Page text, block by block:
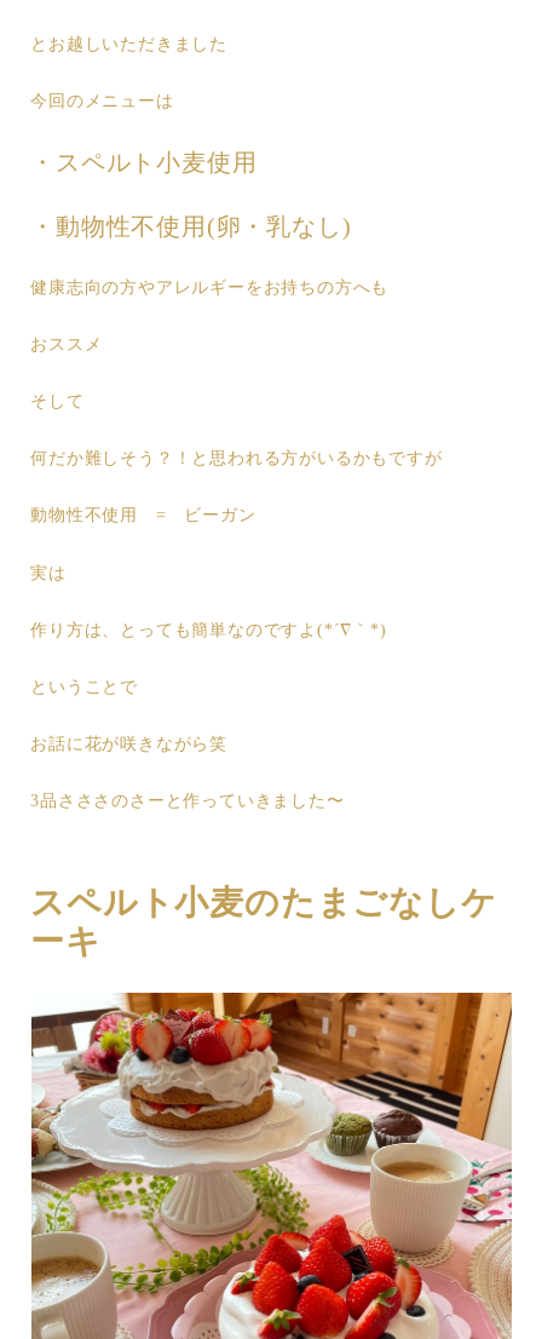
とお越しいただきました
今回のメニューは
・スペルト小麦使用
・動物性不使用(卵・乳なし)
健康志向の方やアレルギーをお持ちの方へも
おススメ
そして
何だか難しそう？！と思われる方がいるかもですが
動物性不使用 = ビーガン
実は
作り方は、とっても簡単なのですよ(*´∇｀*)
ということで
お話に花が咲きながら笑
3品さささのさーと作っていきました〜
スペルト小麦のたまごなしケ
ーキ